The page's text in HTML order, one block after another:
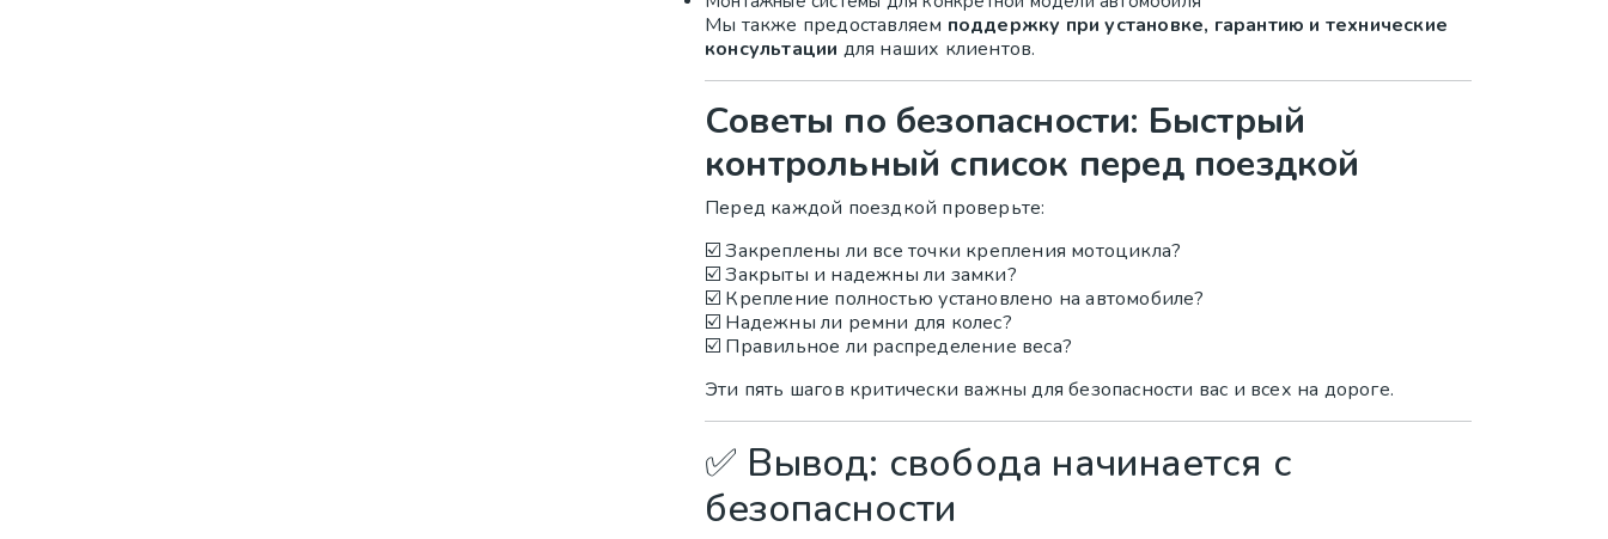
Мы также предоставляем поддержку при установке, гарантию и технические
консультации для наших клиентов.
Советы по безопасности: Быстрый
контрольный список перед поездкой
Перед каждой поездкой проверьте:
☑️ Закреплены ли все точки крепления мотоцикла?
☑️ Закрыты и надежны ли замки?
☑️ Крепление полностью установлено на автомобиле?
☑️ Надежны ли ремни для колес?
☑️ Правильное ли распределение веса?
Эти пять шагов критически важны для безопасности вас и всех на дороге.
✅ Вывод: свобода начинается с
безопасности